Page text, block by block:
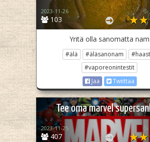
103
2023-11-26 💦
Yritä olla sanomatta nam
#älä #äläsanonam
#vaporeonintestit
Jaa
Twiittaa
Tee oma marvel
407
2023-11-25 💦